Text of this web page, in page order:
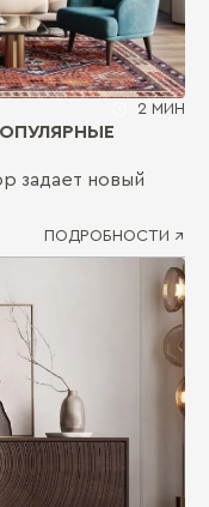
2 МИН
задает новый
ПОДРОБНОСТИ ↗